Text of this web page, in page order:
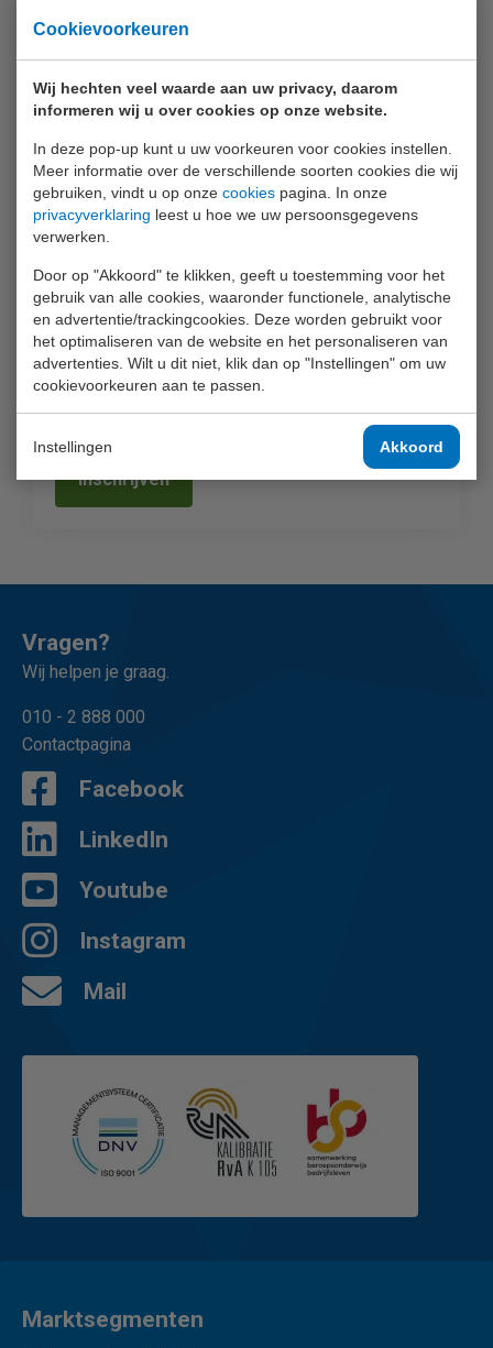
Cookievoorkeuren
Wij hechten veel waarde aan uw privacy, daarom
informeren wij u over cookies op onze website.
In deze pop-up kunt u uw voorkeuren voor cookies instellen.
Meer informatie over de verschillende soorten cookies die wij
gebruiken, vindt u op onze cookies pagina. In onze
privacyverklaring leest u hoe we uw persoonsgegevens
verwerken.
Door op "Akkoord" te klikken, geeft u toestemming voor het
gebruik van alle cookies, waaronder functionele, analytische
en advertentie/trackingcookies. Deze worden gebruikt voor
het optimaliseren van de website en het personaliseren van
advertenties. Wilt u dit niet, klik dan op "Instellingen" om uw
cookievoorkeuren aan te passen.
Instellingen Akkoord
Veelgestelde vragen (FAQ)
Whitepapers
Documentatie
Schrijf je in
voor onze maandelijkse nieuwsbrief, met
relevante informatie en acties!
Inschrijven
Vragen?
Wij helpen je graag.
010 - 2 888 000
Contactpagina
Facebook
LinkedIn
Youtube
Instagram
Mail
Marktsegmenten